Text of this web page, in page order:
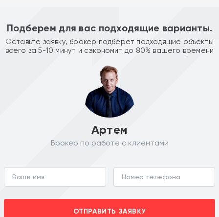
Подберем для вас подходящие варианты.
Оставьте заявку, брокер подберет подходящие объекты
всего за 5-10 минут и сэкономит до 80% вашего времени
Артем
Брокер по работе с клиентами
ОТПРАВИТЬ ЗАЯВКУ